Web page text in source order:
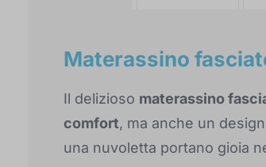
Materassino
Il delizioso materassino
comfort, ma anche un
una nuvoletta portano gioia